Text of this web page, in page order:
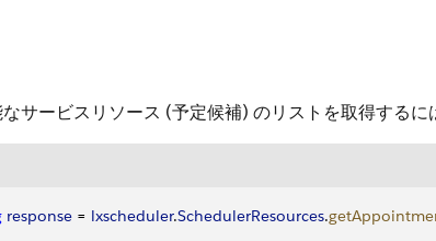
サービスリソース (予定候補) のリストを取得するに
response = lxscheduler.SchedulerResources.